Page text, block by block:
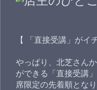
【 「直接受講」がイ
やっぱり、北芝さん
ができる「直接受講
席限定の先着順とな